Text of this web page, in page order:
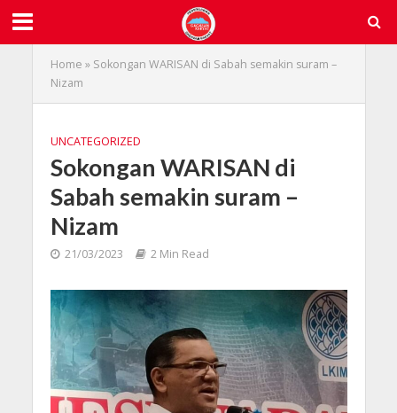
Home » Sokongan WARISAN di Sabah semakin suram –
Nizam
UNCATEGORIZED
Sokongan WARISAN di
Sabah semakin suram –
Nizam
21/03/2023 2 Min Read